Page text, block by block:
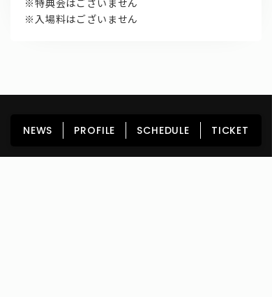
※入場料はございません
HOME NEWS PROFILE
SCHEDULE
DISCOGRAPHY
GOODS FAN CLUB
NEWS PROFILE SCHEDULE TICKET